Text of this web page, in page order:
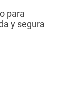
para
y segura